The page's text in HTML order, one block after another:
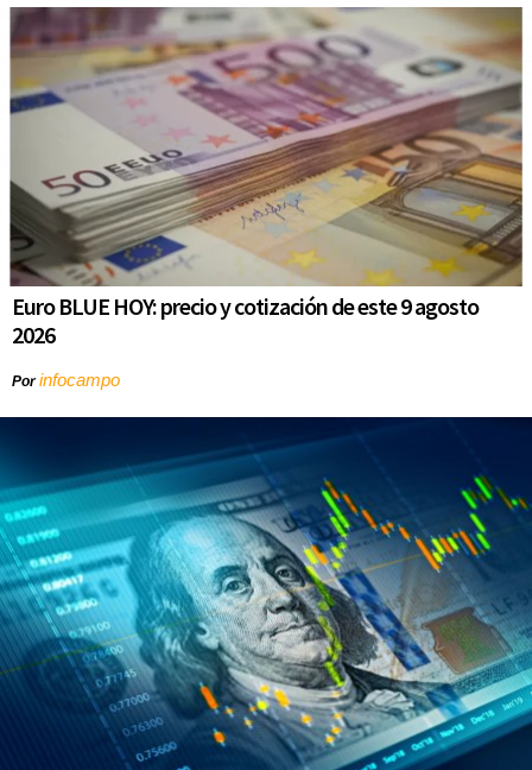
Euro BLUE HOY: precio y cotización de este 9 agosto
2026
Porinfocampo